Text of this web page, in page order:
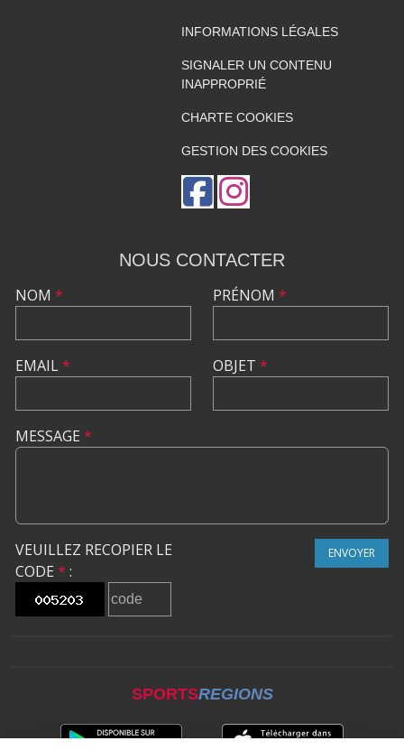
INFORMATIONS LÉGALES
SIGNALER UN CONTENU
INAPPROPRIÉ
CHARTE COOKIES
GESTION DES COOKIES
NOUS CONTACTER
NOM *
EMAIL*
PRÉNOM *
OBJET *
MESSAGE *
VEUILLEZ RECOPIER LE
CODE * :
ENVOYER
SPORTSREGIONS